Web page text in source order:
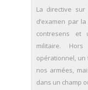
La directive
d’examen par
contresens et
militaire.
opérationnel, un
nos armées,
dans un champ